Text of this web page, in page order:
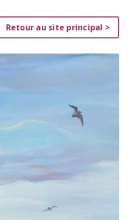
Retour au site principal >